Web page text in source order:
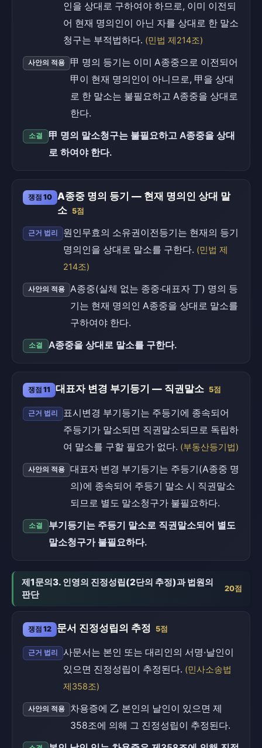
인을 상대로 구하여야 하므로, 이미 이전되
어 현재 명의인이 아닌 자를 상대로 한 말소
청구는 부적법하다. (민법 제214조)
사안의 적용
甲 명의 등기는 이미 A종중으로 이전되어
甲이 현재 명의인이 아니므로, 甲을 상대
로 한 말소는 불필요하고 A종중을 상대로
한다.
소결
甲 명의 말소청구는 불필요하고 A종중을 상대
로 하여야 한다.
쟁점 10 A종중 명의 등기 — 현재 명의인 상대 말
소 5점
근거 법리
원인무효의 소유권이전등기는 현재의 등기
명의인을 상대로 말소를 구한다. (민법 제
214조)
사안의 적용
A종중(실체 없는 종중·대표자 丁) 명의 등
기는 현재 명의인 A종중을 상대로 말소를
구하여야 한다.
소결 A종중을 상대로 말소를 구한다.
쟁점 11 대표자 변경 부기등기 — 직권말소 5점
근거 법리
표시변경 부기등기는 주등기에 종속되어
주등기가 말소되면 직권말소되므로 독립하
여 말소를 구할 필요가 없다. (부동산등기법)
사안의 적용
대표자 변경 부기등기는 주등기(A종중 명
의)에 종속되어 주등기 말소 시 직권말소
되므로 별도 말소청구가 불필요하다.
소결
부기등기는 주등기 말소로 직권말소되어 별도
말소청구가 불필요하다.
제1문의3. 인영의 진정성립(2단의 추정)과 법원의
판단
20점
쟁점 12 문서 진정성립의 추정 5점
근거 법리
사문서는 본인 또는 대리인의 서명·날인이
있으면 진정성립이 추정된다. (민사소송법
제358조)
사안의 적용
차용증에 乙 본인의 날인이 있으면 제
358조에 의해 그 진정성립이 추정된다.